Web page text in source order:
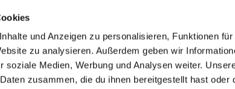
und Anzeigen zu personalisieren, Funktionen
zu analysieren. Außerdem geben wir
soziale Medien, Werbung und Analysen weiter.
zusammen, die du ihnen bereitgestellt hast
AUSFLÜGE &